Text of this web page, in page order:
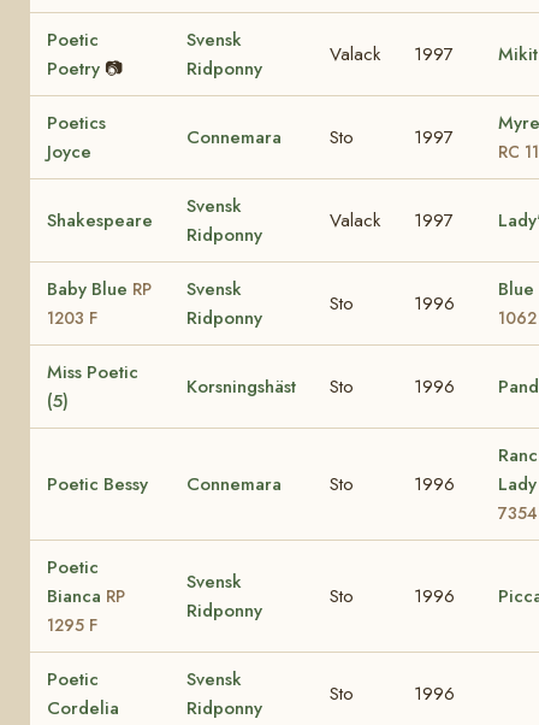
Poetic
Poetry 📷
Svensk
Ridponny
Valack 1997
Poetics
Joyce
Connemara Sto 1997
RC
Shakespeare
Svensk
Ridponny
Valack 1997
Baby Blue RP
1203 F
Svensk
Ridponny
Sto 1996
1062
Miss Poetic
(5)
Korsningshäst Sto 1996
Poetic Bessy Connemara Sto 1996
7354
Poetic
Bianca RP
1295 F
Svensk
Ridponny
Sto 1996
Poetic
Cordelia
Svensk
Ridponny
Sto 1996